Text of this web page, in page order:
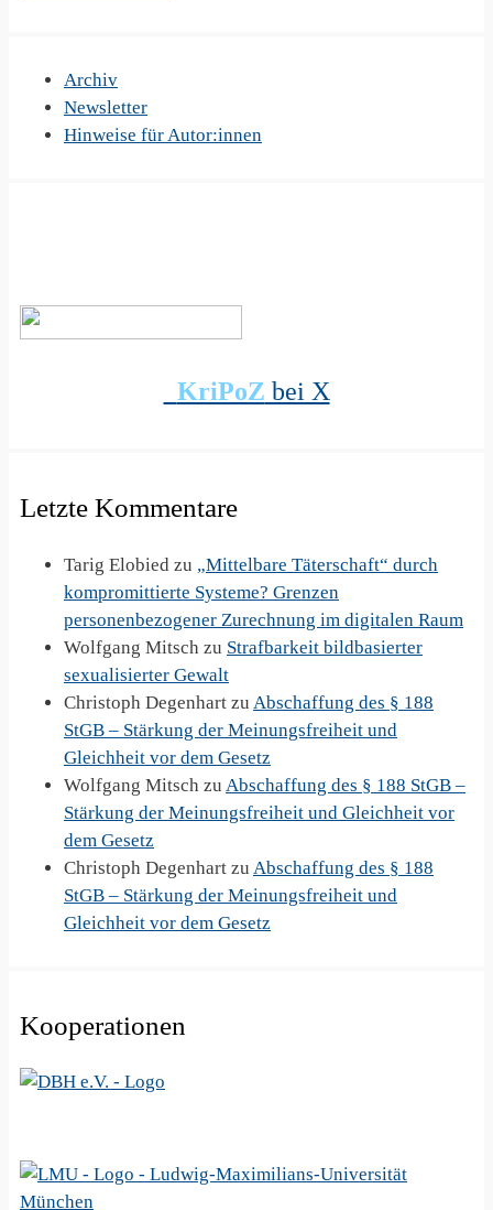
Archiv
Newsletter
Hinweise für Autor:innen
KriPoZ bei X
Letzte Kommentare
Tarig Elobied zu „Mittelbare Täterschaft“ durch
kompromittierte Systeme? Grenzen
personenbezogener Zurechnung im digitalen Raum
Wolfgang Mitsch zu Strafbarkeit bildbasierter
sexualisierter Gewalt
Christoph Degenhart zu Abschaffung des § 188
StGB – Stärkung der Meinungsfreiheit und
Gleichheit vor dem Gesetz
Wolfgang Mitsch zu Abschaffung des § 188 StGB –
Stärkung der Meinungsfreiheit und Gleichheit vor
dem Gesetz
Christoph Degenhart zu Abschaffung des § 188
StGB – Stärkung der Meinungsfreiheit und
Gleichheit vor dem Gesetz
Kooperationen